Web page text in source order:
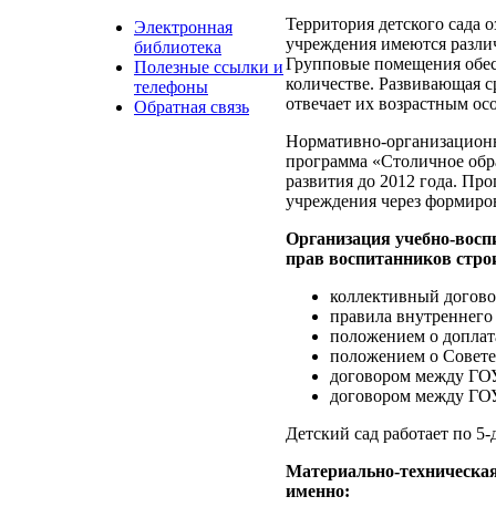
Электронная
библиотека
Полезные ссылки и
телефоны
Обратная связь
Территория детского сада
учреждения имеются
Групповые помещения
количестве. Развивающая
отвечает их возрастным
Нормативно-
программа «Столичное
развития до 2012 года.
учреждения через
Организация учебно-
прав воспитанников
коллективный
правила
положением о
положением о
договором между
договором между
Детский сад работает по
Материально-
именно: